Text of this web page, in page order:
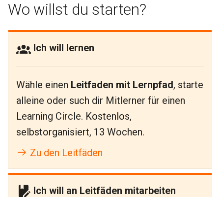
Wo willst du starten?
Ich will lernen
Wähle einen Leitfaden mit Lernpfad, starte
alleine oder such dir Mitlerner für einen
Learning Circle. Kostenlos,
selbstorganisiert, 13 Wochen.
Zu den Leitfäden
Ich will an Leitfäden mitarbeiten